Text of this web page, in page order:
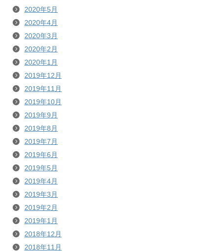
2020年5月
2020年4月
2020年3月
2020年2月
2020年1月
2019年12月
2019年11月
2019年10月
2019年9月
2019年8月
2019年7月
2019年6月
2019年5月
2019年4月
2019年3月
2019年2月
2019年1月
2018年12月
2018年11月